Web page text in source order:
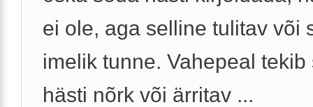
ei ole, aga selline tulitav või
imelik tunne. Vahepeal tekib
hästi nõrk või ärritav ...